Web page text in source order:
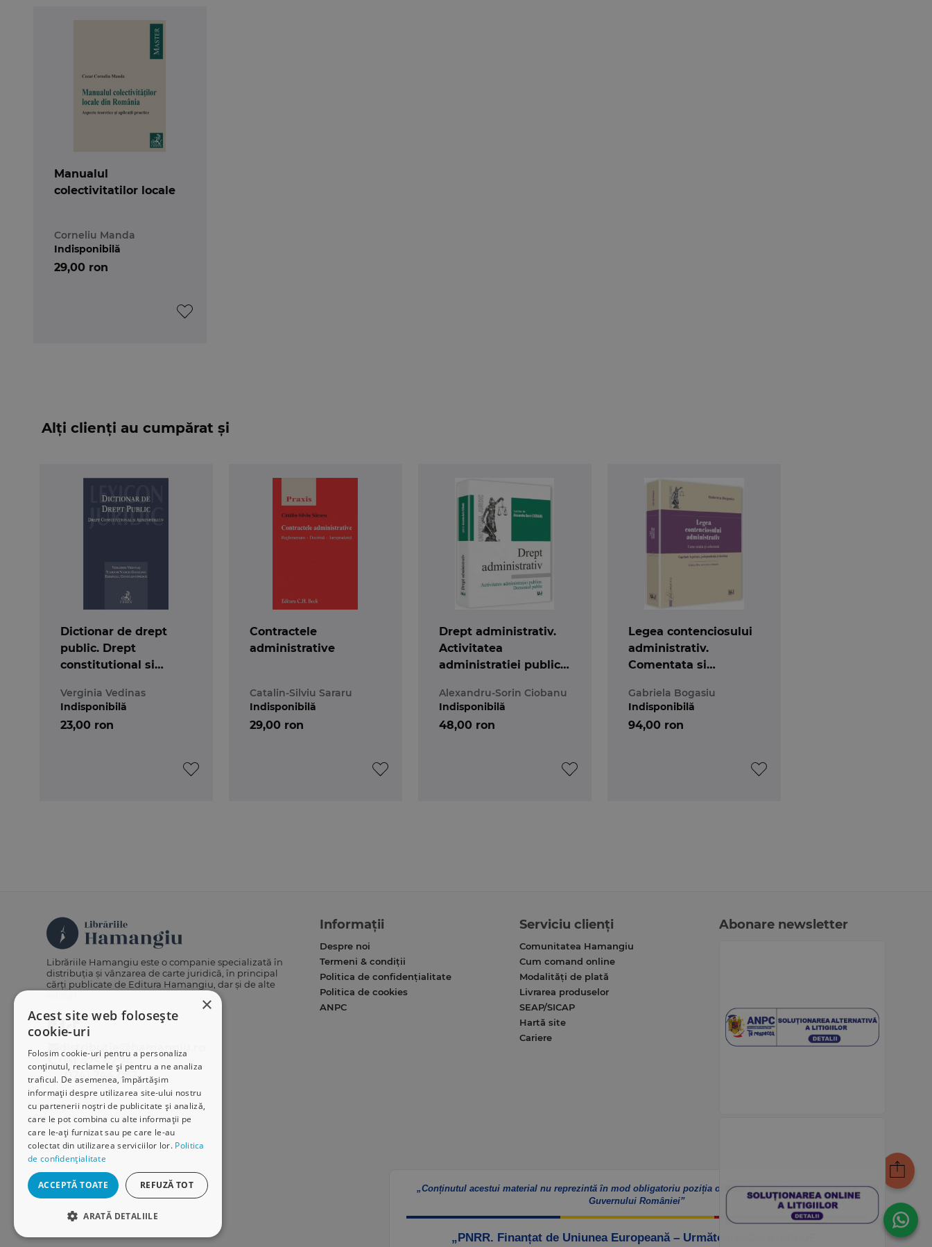
Manualul
colectivitatilor locale
Corneliu Manda
29,00 ron
Indisponibilă
Alți clienți au cumpărat și
Dictionar de drept
public. Drept
constitutional si
Verginia Vedinas
23,00 ron
Indisponibilă
Contractele
administrative
Catalin-Silviu Sararu
29,00 ron
Indisponibilă
Drept administrativ.
Activitatea
administratiei publice.
Alexandru-Sorin Ciobanu
48,00 ron
Indisponibilă
Legea contenciosului
administrativ.
Comentata si
Gabriela Bogasiu
94,00 ron
Indisponibilă
×
Acest site web folosește
cookie-uri
Folosim cookie-uri pentru a personaliza
conținutul, reclamele și pentru a ne analiza
traficul. De asemenea, împărtășim
informații despre utilizarea site-ului nostru
cu partenerii noștri de publicitate și analiză,
care le pot combina cu alte informații pe
care le-ați furnizat sau pe care le-au
colectat din utilizarea serviciilor lor. Politica
de confidențialitate
ACCEPTĂ TOATE REFUZĂ TOT
ARATĂ DETALIILE
Librăriile Hamangiu este o companie specializată în
distribuția și vânzarea de carte juridică, în principal
cărți publicate de Editura Hamangiu, dar și de alte
distributie@hamangiu.ro
031 425 42 24
0741 244 032
Informații
Despre noi
Termeni & condiții
Politica de confidențialitate
Politica de cookies
ANPC
Serviciu clienți
Comunitatea Hamangiu
Cum comand online
Modalități de plată
Livrarea produselor
SEAP/SICAP
Hartă site
Cariere
Abonare newsletter
„Conținutul acestui material nu reprezintă în mod obligatoriu poziția oficială a Uniunii Europene sau a
Guvernului României”
„PNRR. Finanțat de Uniunea Europeană – UrmătoareaGenerațieUE”